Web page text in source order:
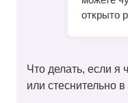
открыто
Что делать, если я
или стеснительно